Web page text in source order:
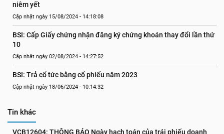
niêm yết
Cập nhật ngày 15/08/2024 - 14:18:08
BSI: Cấp Giấy chứng nhận đăng ký chứng khoán thay đổi lần thứ
10
Cập nhật ngày 02/08/2024 - 14:27:52
BSI: Trả cổ tức bằng cổ phiếu năm 2023
Cập nhật ngày 18/06/2024 - 10:14:32
Tin khác
VCB12604: THÔNG BÁO Ngày hạch toán của trái phiếu doanh